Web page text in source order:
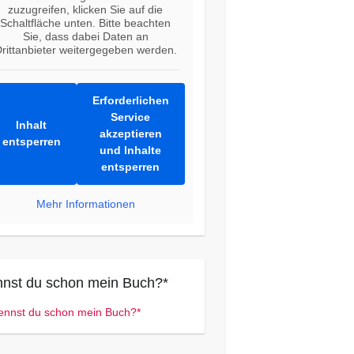
zuzugreifen, klicken Sie auf die
Schaltfläche unten. Bitte beachten
Sie, dass dabei Daten an
weitergegeben werden.
Inhalt
entsperren
Erforderlichen
Service
akzeptieren
und Inhalte
entsperren
Mehr Informationen
du schon mein Buch?*